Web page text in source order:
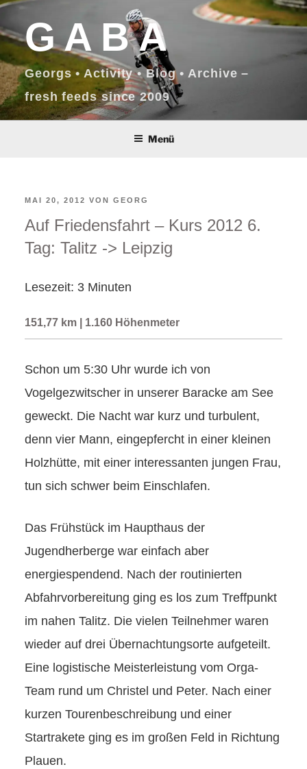
Zum
Inhalt
springenGABA
Georgs • Activity • Blog • Archive –
fresh feeds since 2009
Menü
VERÖFFENTLICHT
AM
MAI 20, 2012 VON GEORG
Auf Friedensfahrt – Kurs 2012 6.
Tag: Talitz -> Leipzig
Lesezeit: 3 Minuten
151,77 km | 1.160 Höhenmeter
Schon um 5:30 Uhr wurde ich von
Vogelgezwitscher in unserer Baracke am See
geweckt. Die Nacht war kurz und turbulent,
denn vier Mann, eingepfercht in einer kleinen
Holzhütte, mit einer interessanten jungen Frau,
tun sich schwer beim Einschlafen.
Das Frühstück im Haupthaus der
Jugendherberge war einfach aber
energiespendend. Nach der routinierten
Abfahrvorbereitung ging es los zum Treffpunkt
im nahen Talitz. Die vielen Teilnehmer waren
wieder auf drei Übernachtungsorte aufgeteilt.
Eine logistische Meisterleistung vom Orga-
Team rund um Christel und Peter. Nach einer
kurzen Tourenbeschreibung und einer
Startrakete ging es im großen Feld in Richtung
Plauen.